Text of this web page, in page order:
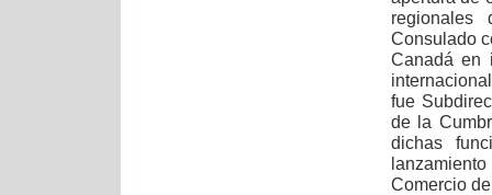
Consulado
Canadá en
fue
de la
dichas
Comercio